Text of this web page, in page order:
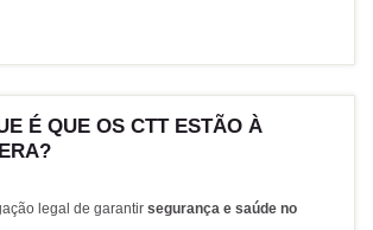
É QUE OS CTT ESTÃO À
legal de garantir segurança e saúde no